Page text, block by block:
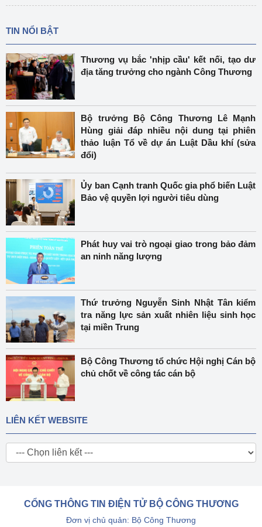
TIN NỔI BẬT
Thương vụ bắc 'nhịp cầu' kết nối, tạo dư
địa tăng trưởng cho ngành Công Thương
Bộ trưởng Bộ Công Thương Lê Mạnh
Hùng giải đáp nhiều nội dung tại phiên
thảo luận Tổ về dự án Luật Dầu khí (sửa
đổi)
Ủy ban Cạnh tranh Quốc gia phổ biến Luật
Bảo vệ quyền lợi người tiêu dùng
Phát huy vai trò ngoại giao trong bảo đảm
an ninh năng lượng
Thứ trưởng Nguyễn Sinh Nhật Tân kiểm
tra năng lực sản xuất nhiên liệu sinh học
tại miền Trung
Bộ Công Thương tổ chức Hội nghị Cán bộ
chủ chốt về công tác cán bộ
LIÊN KẾT WEBSITE
CỔNG THÔNG TIN ĐIỆN TỬ BỘ CÔNG THƯƠNG
Đơn vị chủ quản: Bộ Công Thương